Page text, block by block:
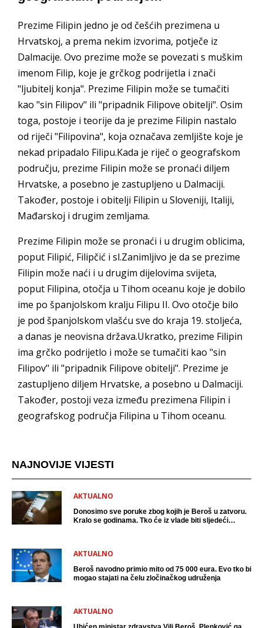
Prezime Filipin jedno je od češćih prezimena u
Hrvatskoj, a prema nekim izvorima, potječe iz
Dalmacije. Ovo prezime može se povezati s muškim
imenom Filip, koje je grčkog podrijetla i znači
"ljubitelj konja". Prezime Filipin može se tumačiti
kao "sin Filipov" ili "pripadnik Filipove obitelji". Osim
toga, postoje i teorije da je prezime Filipin nastalo
od riječi "Filipovina", koja označava zemljište koje je
nekad pripadalo Filipu.Kada je riječ o geografskom
području, prezime Filipin može se pronaći diljem
Hrvatske, a posebno je zastupljeno u Dalmaciji.
Također, postoje i obitelji Filipin u Sloveniji, Italiji,
Mađarskoj i drugim zemljama.
Prezime Filipin može se pronaći i u drugim oblicima,
poput Filipić, Filipčić i sl.Zanimljivo je da se prezime
Filipin može naći i u drugim dijelovima svijeta,
poput Filipina, otočja u Tihom oceanu koje je dobilo
ime po španjolskom kralju Filipu II. Ovo otočje bilo
je pod španjolskom vlašću sve do kraja 19. stoljeća,
a danas je neovisna država.Ukratko, prezime Filipin
ima grčko podrijetlo i može se tumačiti kao "sin
Filipov" ili "pripadnik Filipove obitelji". Prezime je
zastupljeno diljem Hrvatske, a posebno u Dalmaciji.
Također, postoji veza između prezimena Filipin i
geografskog područja Filipina u Tihom oceanu.
NAJNOVIJE VIJESTI
AKTUALNO
Donosimo sve poruke zbog kojih je Beroš u zatvoru.
Kralo se godinama. Tko će iz vlade biti sljedeći
AKTUALNO
Beroš navodno primio mito od 75 000 eura. Evo tko bi
mogao stajati na čelu zločinačkog udruženja
AKTUALNO